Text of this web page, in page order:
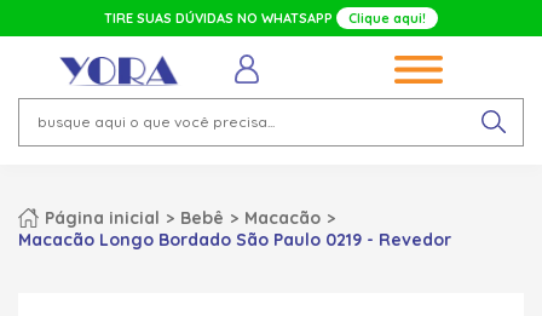
TIRE SUAS DÚVIDAS NO WHATSAPP Clique aqui!
Página inicial Bebê
Macacão
Macacão Longo Bordado São Paulo 0219 - Revedor